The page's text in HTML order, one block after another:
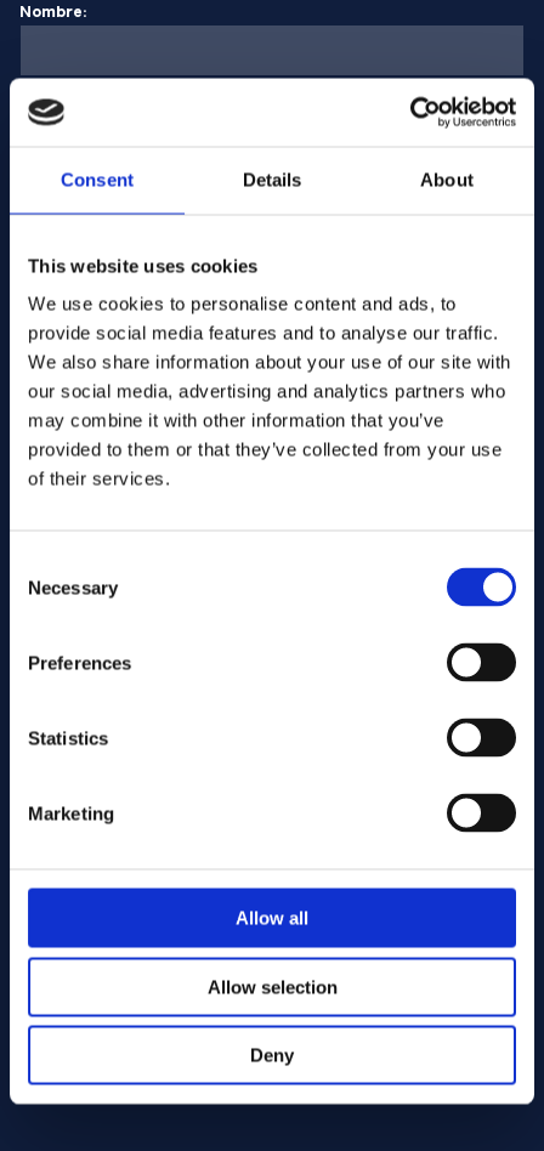
Consent Details About
This website uses cookies
We use cookies to personalise content and ads, to
provide social media features and to analyse our traffic.
We also share information about your use of our site with
our social media, advertising and analytics partners who
may combine it with other information that you’ve
provided to them or that they’ve collected from your use
of their services.
Selection
Necessary
Preferences
Statistics
Marketing
Allow all
Allow selection
Deny
Nombre:
Dirección de correo electrónico:
Introduzca la cantidad
Su mensaje